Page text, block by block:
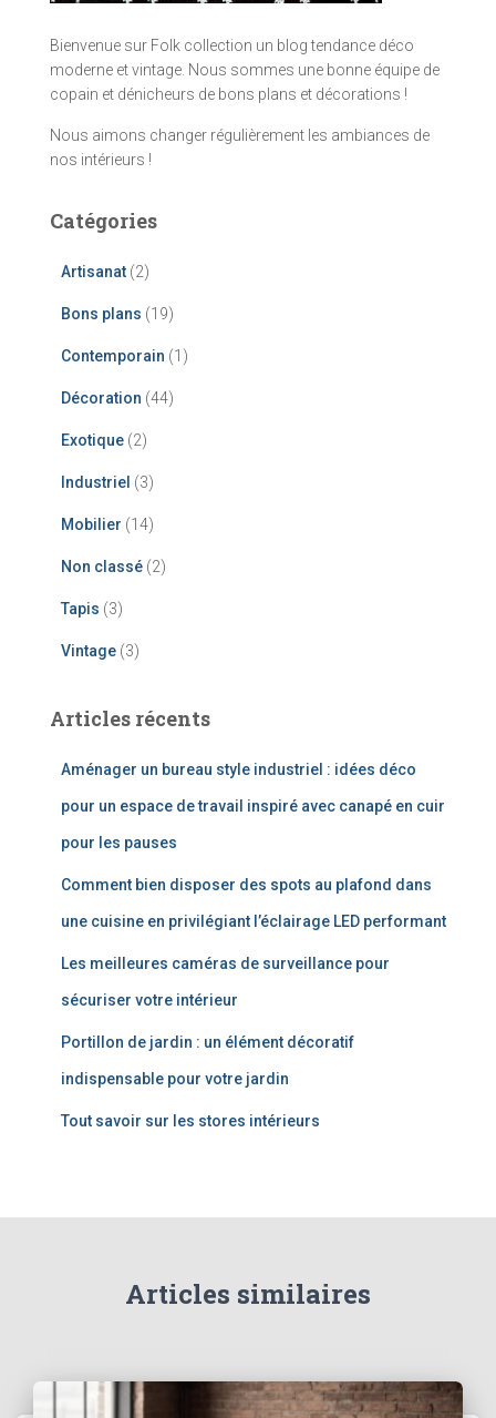
Bienvenue sur Folk collection un blog tendance déco
moderne et vintage. Nous sommes une bonne équipe de
copain et dénicheurs de bons plans et décorations !
Nous aimons changer régulièrement les ambiances de
nos intérieurs !
Catégories
Artisanat (2)
Bons plans (19)
Contemporain (1)
Décoration (44)
Exotique (2)
Industriel (3)
Mobilier (14)
Non classé (2)
Tapis (3)
Vintage (3)
Articles récents
Aménager un bureau style industriel : idées déco
pour un espace de travail inspiré avec canapé en cuir
pour les pauses
Comment bien disposer des spots au plafond dans
une cuisine en privilégiant l’éclairage LED performant
Les meilleures caméras de surveillance pour
sécuriser votre intérieur
Portillon de jardin : un élément décoratif
indispensable pour votre jardin
Tout savoir sur les stores intérieurs
Articles similaires